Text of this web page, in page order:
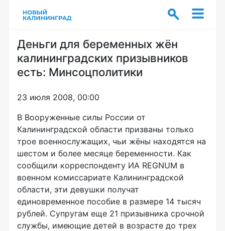
Деньги для беременных жён
калининградских призывников
есть: Минсоцполитики
23 июля 2008, 00:00
В Вооруженные силы России от
Калининградской области призваны только
трое военнослужащих, чьи жёны находятся на
шестом и более месяце беременности. Как
сообщили корреспонденту ИА REGNUM в
военном комиссариате Калининградской
области, эти девушки получат
единовременное пособие в размере 14 тысяч
рублей. Супругам еще 21 призывника срочной
службы, имеющие детей в возрасте до трех